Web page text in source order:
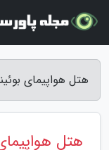
هتل هواپیمای بوئینگ 747 در کاستاریکا -
هتل هواپیمای بوئینگ